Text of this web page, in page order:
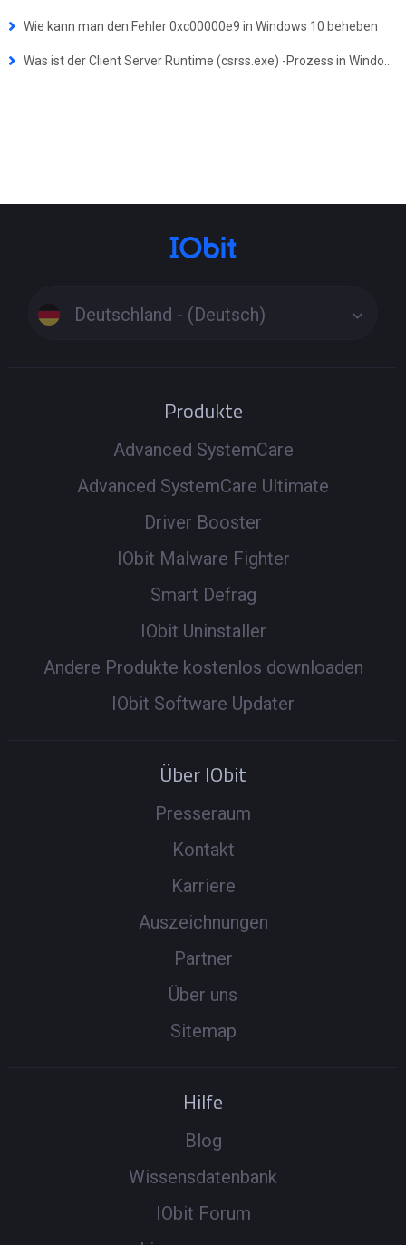
Wie kann man den Fehler 0xc00000e9 in Windows 10 beheben
Deutschland - (Deutsch)
Produkte
Advanced SystemCare
Advanced SystemCare Ultimate
Driver Booster
IObit Malware Fighter
Smart Defrag
IObit Uninstaller
Andere Produkte kostenlos downloaden
IObit Software Updater
Über IObit
Presseraum
Kontakt
Karriere
Auszeichnungen
Partner
Über uns
Sitemap
Hilfe
Blog
Wissensdatenbank
IObit Forum